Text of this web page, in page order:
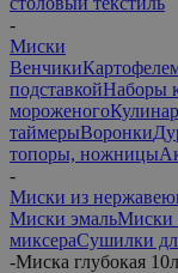
-
Миски
Венчики
подставкойНаборы
мороженого
таймерыВоронки
топоры, ножницы
-
Миски из
Миски эмальМиски
миксераСушилки
-Миска глубокая